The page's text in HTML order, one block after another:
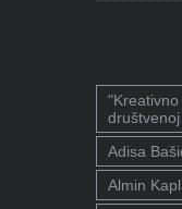
Adisa
Almin